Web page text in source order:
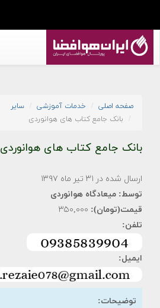
صفحه اصلی خدمات آموزشی
سایر
بانک جامع کتاب های هوانوردی
بانک جامع کتاب های هوانوردی
ارسال شده در ۳۱ تیر ماه ۱۳۹۷
توسط: میعادگاه هوانوردی
قیمت(تومان): ۳۵۰,۰۰۰
تلفن:
ایمیل:
توضیحات: